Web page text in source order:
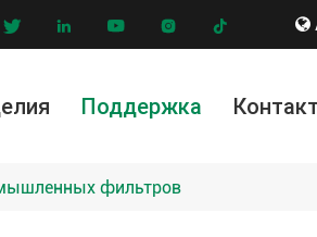
    
Поддержка Контакт
фильтров